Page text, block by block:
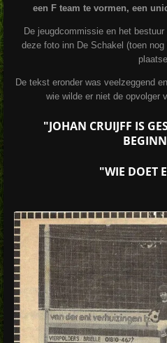
een F team te vormen, een
De jeugdcommissie en het
deze foto inn De Schakel (toen
De tekst eronder was veelzeggend
wie wilde er niet de opvolger
"JOHAN CRUIJFF IS
"WIE DOET